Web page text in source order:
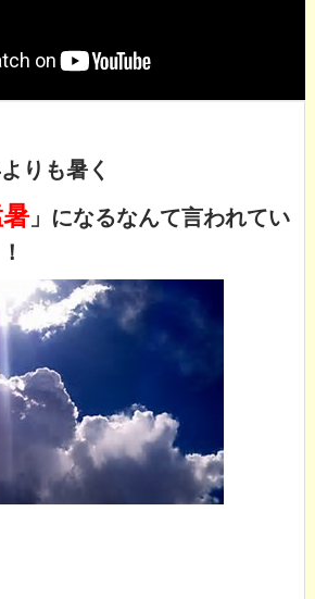
りも暑く
」になるなんて言われてい